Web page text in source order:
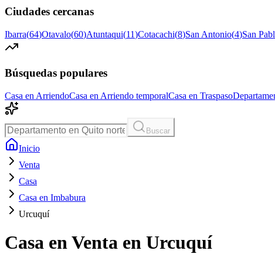
Ciudades cercanas
Ibarra(64)Otavalo(60)Atuntaqui(11)Cotacachi(8)San Antonio(4)San
Búsquedas populares
Casa en ArriendoCasa en Arriendo temporalCasa en Traspaso
Buscar
Inicio
Venta
Casa
Casa en Imbabura
Urcuquí
Casa en Venta en Urcuquí